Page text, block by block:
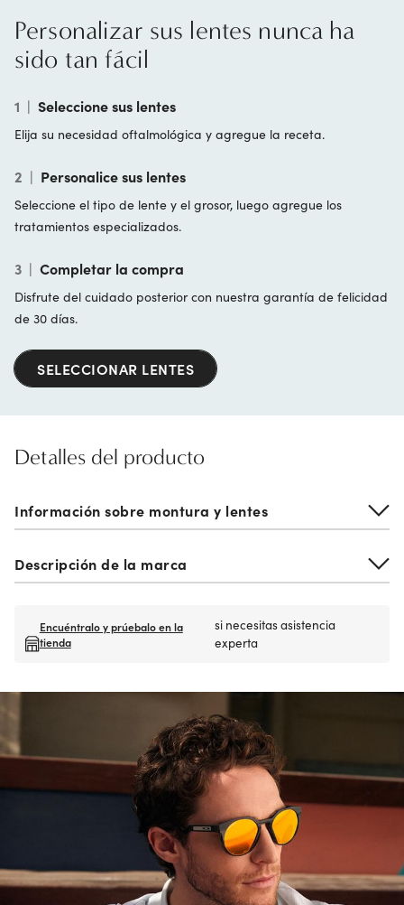
Personalizar sus lentes nunca ha
sido tan fácil
1 | Seleccione sus lentes
Elija su necesidad oftalmológica y agregue la receta.
2 | Personalice sus lentes
Seleccione el tipo de lente y el grosor, luego agregue los
tratamientos especializados.
3 | Completar la compra
Disfrute del cuidado posterior con nuestra garantía de felicidad
de 30 días.
SELECCIONAR LENTES
Detalles del producto
Información sobre montura y lentes
Descripción de la marca
Encuéntralo y prúebalo en la
tienda
si necesitas asistencia
experta